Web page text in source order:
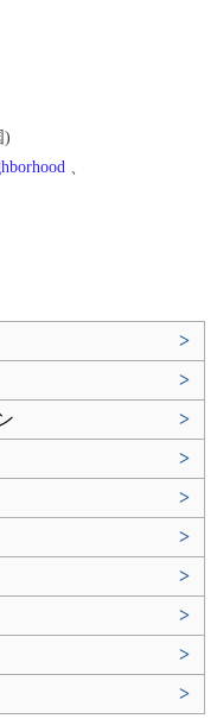
)
、
>
>
>
>
>
>
>
>
>
>